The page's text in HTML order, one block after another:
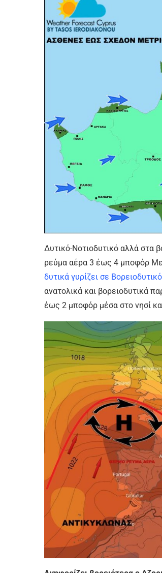
Δυτικό-Νοτιοδυτικό αλλά στα
ρεύμα αέρα 3 έως 4 μποφόρ
δυτικά γυρίζει σε
ανατολικά και βορειοδυτικά
έως 2 μποφόρ μέσα στο νησί